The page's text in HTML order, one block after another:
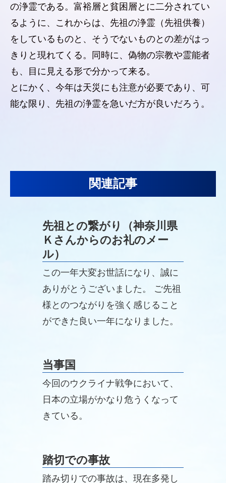
の浄霊である。富裕層と貧困層とに二分されてい
るように、これからは、先祖の浄霊（先祖供養）
をしているものと、そうでないものとの差がはっ
きりと現れてくる。同時に、偽物の宗教や霊能者
も、目に見える形で分かって来る。
とにかく、今年は天災にも注意が必要であり、可
能な限り、先祖の浄霊を急いだ方が良いだろう。
関連記事
先祖との繋がり（神奈川県
Ｋさんからのお礼のメー
ル）
この一年大変お世話になり、誠に
ありがとうございました。 ご先祖
様とのつながりを強く感じること
ができた良い一年になりました。
当事国
今回のウクライナ戦争において、
日本の立場がかなり危うくなって
きている。
踏切での事故
踏み切りでの事故は、現在多発し